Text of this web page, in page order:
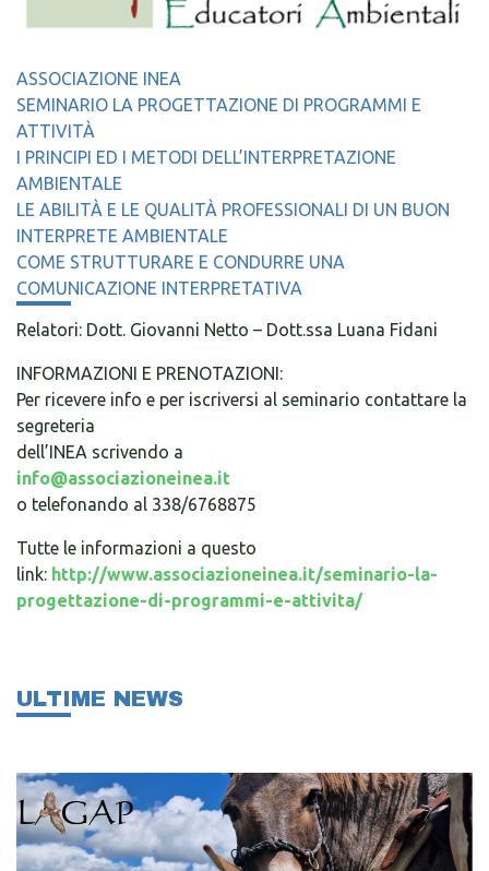
ASSOCIAZIONE INEA
SEMINARIO LA PROGETTAZIONE DI PROGRAMMI E
ATTIVITÀ
I PRINCIPI ED I METODI DELL’INTERPRETAZIONE
AMBIENTALE
LE ABILITÀ E LE QUALITÀ PROFESSIONALI DI UN BUON
INTERPRETE AMBIENTALE
COME STRUTTURARE E CONDURRE UNA
COMUNICAZIONE INTERPRETATIVA
Relatori: Dott. Giovanni Netto – Dott.ssa Luana Fidani
INFORMAZIONI E PRENOTAZIONI:
Per ricevere info e per iscriversi al seminario contattare la
segreteria
dell’INEA scrivendo a
info@associazioneinea.it
o telefonando al 338/6768875
Tutte le informazioni a questo
link: http://www.associazioneinea.it/seminario-la-
progettazione-di-programmi-e-attivita/
ULTIME NEWS